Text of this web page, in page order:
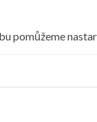
pomůžeme